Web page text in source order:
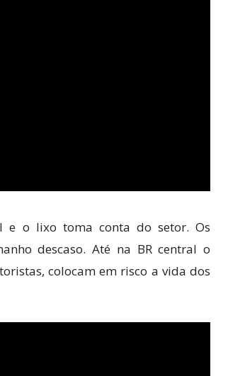
e o lixo toma conta do setor. Os
descaso. Até na BR central o
colocam em risco a vida dos